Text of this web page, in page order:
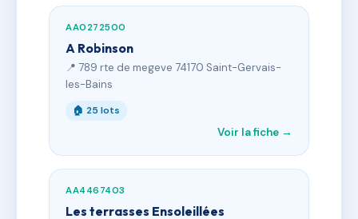
AA0272500
A Robinson
📍 789 rte de megeve 74170 Saint-Gervais-
les-Bains
🏠 25 lots
Voir la fiche →
AA4467403
Les terrasses Ensoleillées